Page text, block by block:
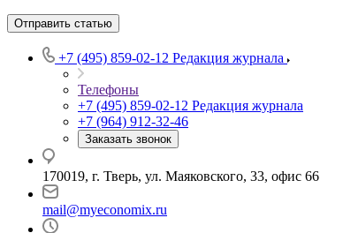
Отправить статью
+7 (495) 859-02-12 Редакция журнала
Телефоны
+7 (495) 859-02-12 Редакция журнала
+7 (964) 912-32-46
Заказать звонок
170019, г. Тверь, ул. Маяковского, 33, офис 66
mail@myeconomix.ru